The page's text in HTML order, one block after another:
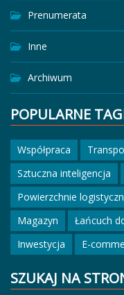
Prenumerata
Inne
Archiwum
POPULARNE
Współpraca
Sztuczna inteligencja
Powierzchnie
Magazyn
Łańcuch
Inwestycja
E-
SZUKAJ NA